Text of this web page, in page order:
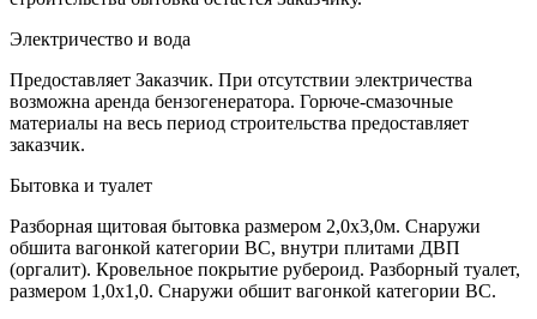
Электричество и вода
Предоставляет Заказчик. При отсутствии электричества
возможна аренда бензогенератора. Горюче-смазочные
материалы на весь период строительства предоставляет
заказчик.
Бытовка и туалет
Разборная щитовая бытовка размером 2,0х3,0м. Снаружи
обшита вагонкой категории ВС, внутри плитами ДВП
(оргалит). Кровельное покрытие рубероид. Разборный туалет,
размером 1,0х1,0. Снаружи обшит вагонкой категории ВС.